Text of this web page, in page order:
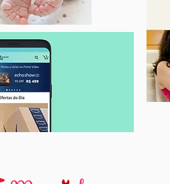
rachou? Cuidados
durante a